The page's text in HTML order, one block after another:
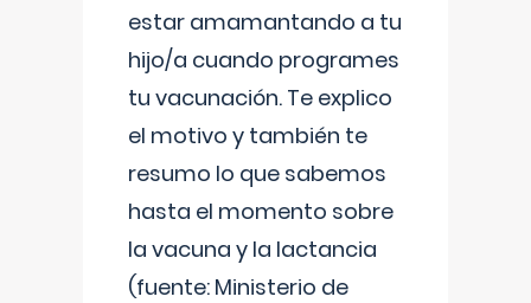
estar amamantando a tu
hijo/a cuando programes
tu vacunación. Te explico
el motivo y también te
resumo lo que sabemos
hasta el momento sobre
la vacuna y la lactancia
(fuente: Ministerio de